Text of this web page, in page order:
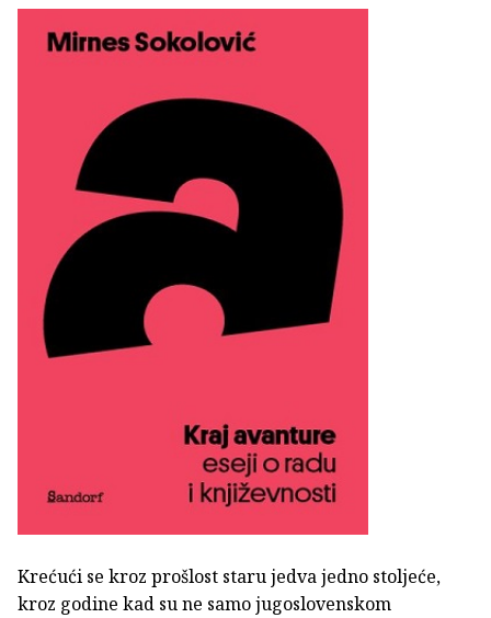
Krećući se kroz prošlost staru jedva jedno stoljeće,
kroz godine kad su ne samo jugoslovenskom